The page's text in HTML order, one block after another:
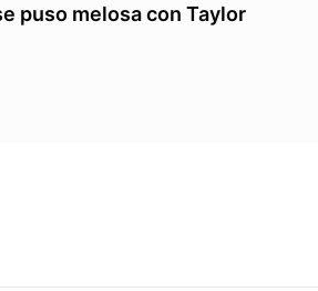
puso melosa con Taylor